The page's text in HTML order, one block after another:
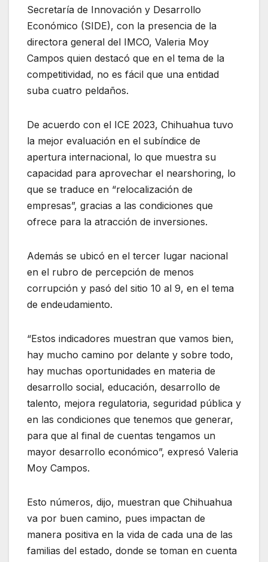
Secretaría de Innovación y Desarrollo
Económico (SIDE), con la presencia de la
directora general del IMCO, Valeria Moy
Campos quien destacó que en el tema de la
competitividad, no es fácil que una entidad
suba cuatro peldaños.
De acuerdo con el ICE 2023, Chihuahua tuvo
la mejor evaluación en el subíndice de
apertura internacional, lo que muestra su
capacidad para aprovechar el nearshoring, lo
que se traduce en “relocalización de
empresas”, gracias a las condiciones que
ofrece para la atracción de inversiones.
Además se ubicó en el tercer lugar nacional
en el rubro de percepción de menos
corrupción y pasó del sitio 10 al 9, en el tema
de endeudamiento.
“Estos indicadores muestran que vamos bien,
hay mucho camino por delante y sobre todo,
hay muchas oportunidades en materia de
desarrollo social, educación, desarrollo de
talento, mejora regulatoria, seguridad pública y
en las condiciones que tenemos que generar,
para que al final de cuentas tengamos un
mayor desarrollo económico”, expresó Valeria
Moy Campos.
Esto números, dijo, muestran que Chihuahua
va por buen camino, pues impactan de
manera positiva en la vida de cada una de las
familias del estado, donde se toman en cuenta